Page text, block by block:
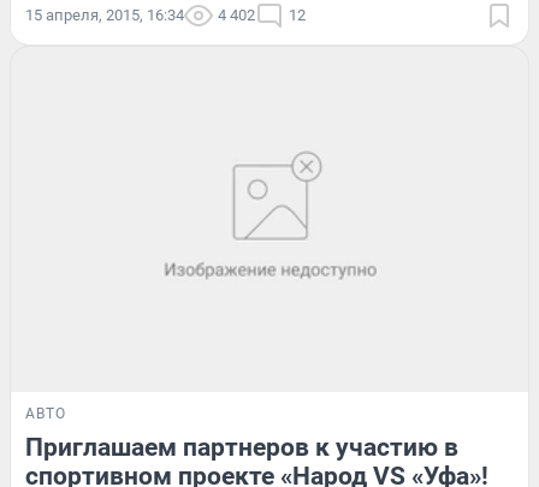
15 апреля, 2015, 16:34 4 402 12
АВТО
Приглашаем партнеров к участию в
спортивном проекте «Народ VS «Уфа»!